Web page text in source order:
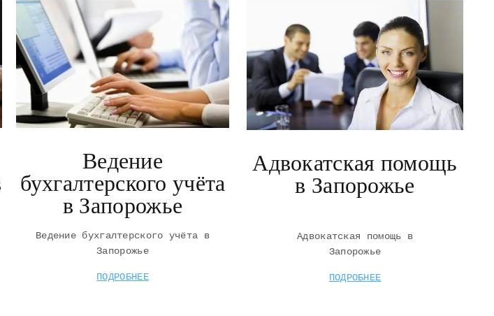
Ведение
бухгалтерского учёта
в Запорожье
Ведение бухгалтерского учёта в
Запорожье
ПОДРОБНЕЕ
Адвокатская помощь
в Запорожье
Адвокатская помощь в
Запорожье
ПОДРОБНЕЕ